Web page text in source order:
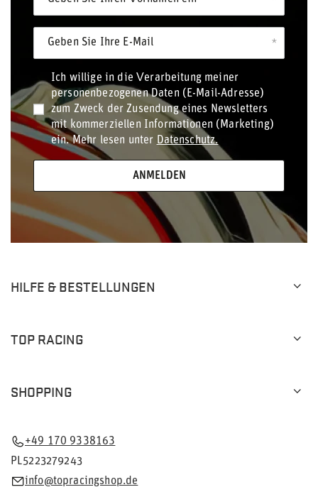
Geben Sie Ihre E-Mail
Ich willige in die Verarbeitung meiner
personenbezogenen Daten (E-Mail-Adresse)
zum Zweck der Zusendung eines Newsletters
mit kommerziellen Informationen (Marketing)
ein. Mehr lesen unter Datenschutz.
ANMELDEN
HILFE & BESTELLUNGEN
TOP RACING
SHOPPING
+49 170 9338163
PL5223279243
info@topracingshop.de